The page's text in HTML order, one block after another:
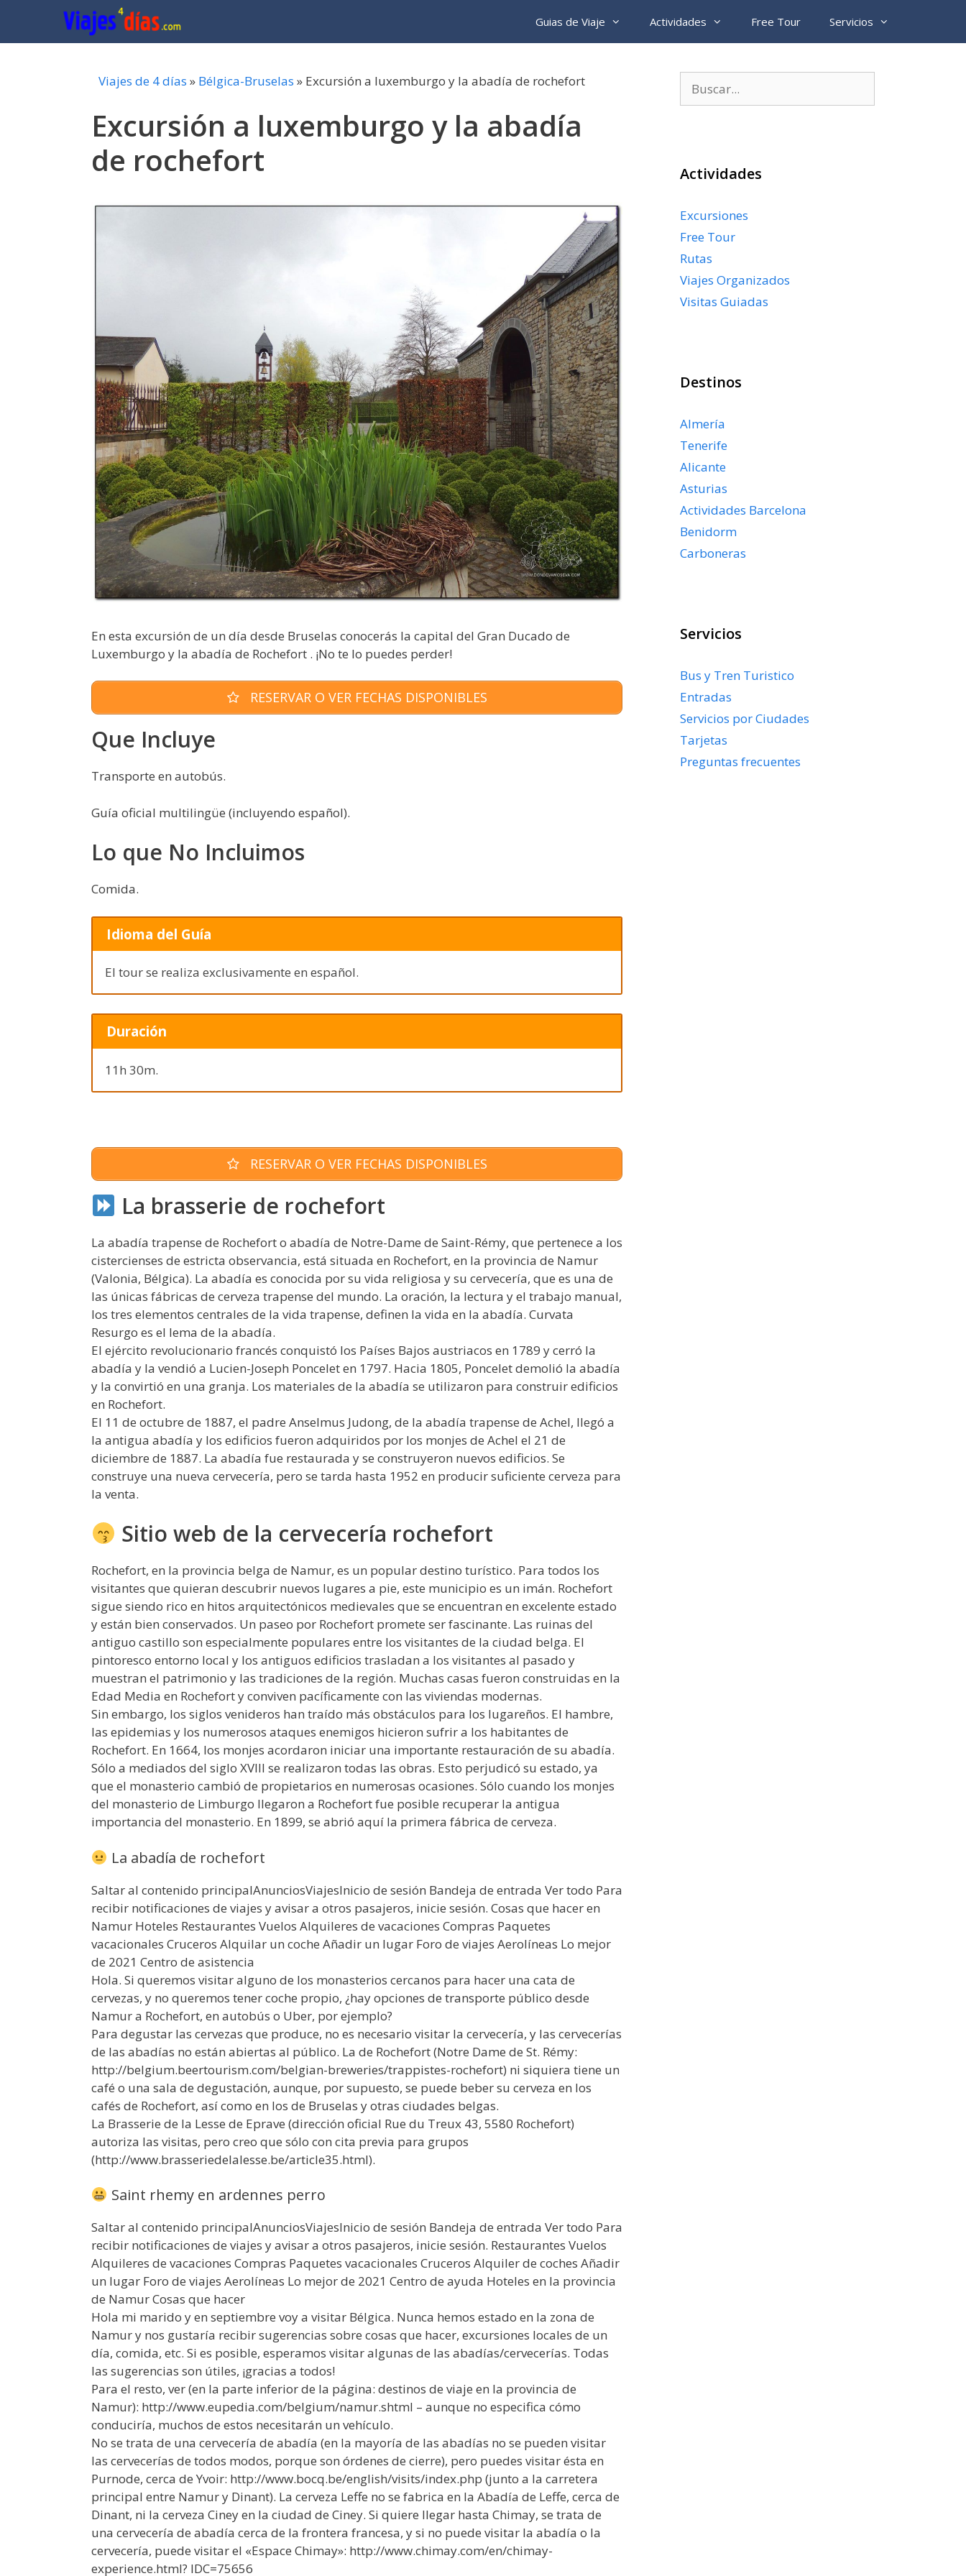
contenido
Guias de Viaje Actividades Free Tour Servicios
Viajes de 4 días » Bélgica-Bruselas » Excursión a luxemburgo y la abadía de rochefort
Excursión a luxemburgo y la abadía
de rochefort
En esta excursión de un día desde Bruselas conocerás la capital del Gran Ducado de
Luxemburgo y la abadía de Rochefort . ¡No te lo puedes perder!
RESERVAR O VER FECHAS DISPONIBLES
Que Incluye
Transporte en autobús.
Guía oficial multilingüe (incluyendo español).
Lo que No Incluimos
Comida.
Idioma del Guía
El tour se realiza exclusivamente en español.
Duración
11h 30m.
RESERVAR O VER FECHAS DISPONIBLES
La brasserie de rochefort
La abadía trapense de Rochefort o abadía de Notre-Dame de Saint-Rémy, que pertenece a los
cistercienses de estricta observancia, está situada en Rochefort, en la provincia de Namur
(Valonia, Bélgica). La abadía es conocida por su vida religiosa y su cervecería, que es una de
las únicas fábricas de cerveza trapense del mundo. La oración, la lectura y el trabajo manual,
los tres elementos centrales de la vida trapense, definen la vida en la abadía. Curvata
Resurgo es el lema de la abadía.
El ejército revolucionario francés conquistó los Países Bajos austriacos en 1789 y cerró la
abadía y la vendió a Lucien-Joseph Poncelet en 1797. Hacia 1805, Poncelet demolió la abadía
y la convirtió en una granja. Los materiales de la abadía se utilizaron para construir edificios
en Rochefort.
El 11 de octubre de 1887, el padre Anselmus Judong, de la abadía trapense de Achel, llegó a
la antigua abadía y los edificios fueron adquiridos por los monjes de Achel el 21 de
diciembre de 1887. La abadía fue restaurada y se construyeron nuevos edificios. Se
construye una nueva cervecería, pero se tarda hasta 1952 en producir suficiente cerveza para
la venta.
Sitio web de la cervecería rochefort
Rochefort, en la provincia belga de Namur, es un popular destino turístico. Para todos los
visitantes que quieran descubrir nuevos lugares a pie, este municipio es un imán. Rochefort
sigue siendo rico en hitos arquitectónicos medievales que se encuentran en excelente estado
y están bien conservados. Un paseo por Rochefort promete ser fascinante. Las ruinas del
antiguo castillo son especialmente populares entre los visitantes de la ciudad belga. El
pintoresco entorno local y los antiguos edificios trasladan a los visitantes al pasado y
muestran el patrimonio y las tradiciones de la región. Muchas casas fueron construidas en la
Edad Media en Rochefort y conviven pacíficamente con las viviendas modernas.
Sin embargo, los siglos venideros han traído más obstáculos para los lugareños. El hambre,
las epidemias y los numerosos ataques enemigos hicieron sufrir a los habitantes de
Rochefort. En 1664, los monjes acordaron iniciar una importante restauración de su abadía.
Sólo a mediados del siglo XVIII se realizaron todas las obras. Esto perjudicó su estado, ya
que el monasterio cambió de propietarios en numerosas ocasiones. Sólo cuando los monjes
del monasterio de Limburgo llegaron a Rochefort fue posible recuperar la antigua
importancia del monasterio. En 1899, se abrió aquí la primera fábrica de cerveza.
La abadía de rochefort
Saltar al contenido principalAnunciosViajesInicio de sesión Bandeja de entrada Ver todo Para
recibir notificaciones de viajes y avisar a otros pasajeros, inicie sesión. Cosas que hacer en
Namur Hoteles Restaurantes Vuelos Alquileres de vacaciones Compras Paquetes
vacacionales Cruceros Alquilar un coche Añadir un lugar Foro de viajes Aerolíneas Lo mejor
de 2021 Centro de asistencia
Hola. Si queremos visitar alguno de los monasterios cercanos para hacer una cata de
cervezas, y no queremos tener coche propio, ¿hay opciones de transporte público desde
Namur a Rochefort, en autobús o Uber, por ejemplo?
Para degustar las cervezas que produce, no es necesario visitar la cervecería, y las cervecerías
de las abadías no están abiertas al público. La de Rochefort (Notre Dame de St. Rémy:
http://belgium.beertourism.com/belgian-breweries/trappistes-rochefort) ni siquiera tiene un
café o una sala de degustación, aunque, por supuesto, se puede beber su cerveza en los
cafés de Rochefort, así como en los de Bruselas y otras ciudades belgas.
La Brasserie de la Lesse de Eprave (dirección oficial Rue du Treux 43, 5580 Rochefort)
autoriza las visitas, pero creo que sólo con cita previa para grupos
(http://www.brasseriedelalesse.be/article35.html).
Saint rhemy en ardennes perro
Saltar al contenido principalAnunciosViajesInicio de sesión Bandeja de entrada Ver todo Para
recibir notificaciones de viajes y avisar a otros pasajeros, inicie sesión. Restaurantes Vuelos
Alquileres de vacaciones Compras Paquetes vacacionales Cruceros Alquiler de coches Añadir
un lugar Foro de viajes Aerolíneas Lo mejor de 2021 Centro de ayuda Hoteles en la provincia
de Namur Cosas que hacer
Hola mi marido y en septiembre voy a visitar Bélgica. Nunca hemos estado en la zona de
Namur y nos gustaría recibir sugerencias sobre cosas que hacer, excursiones locales de un
día, comida, etc. Si es posible, esperamos visitar algunas de las abadías/cervecerías. Todas
las sugerencias son útiles, ¡gracias a todos!
Para el resto, ver (en la parte inferior de la página: destinos de viaje en la provincia de
Namur): http://www.eupedia.com/belgium/namur.shtml – aunque no especifica cómo
conduciría, muchos de estos necesitarán un vehículo.
No se trata de una cervecería de abadía (en la mayoría de las abadías no se pueden visitar
las cervecerías de todos modos, porque son órdenes de cierre), pero puedes visitar ésta en
Purnode, cerca de Yvoir: http://www.bocq.be/english/visits/index.php (junto a la carretera
principal entre Namur y Dinant). La cerveza Leffe no se fabrica en la Abadía de Leffe, cerca de
Dinant, ni la cerveza Ciney en la ciudad de Ciney. Si quiere llegar hasta Chimay, se trata de
una cervecería de abadía cerca de la frontera francesa, y si no puede visitar la abadía o la
cervecería, puede visitar el «Espace Chimay»: http://www.chimay.com/en/chimay-
experience.html? IDC=75656
Actividades
Excursiones
Free Tour
Rutas
Viajes Organizados
Visitas Guiadas
Destinos
Almería
Tenerife
Alicante
Asturias
Actividades Barcelona
Benidorm
Carboneras
Servicios
Bus y Tren Turistico
Entradas
Servicios por Ciudades
Tarjetas
Preguntas frecuentes